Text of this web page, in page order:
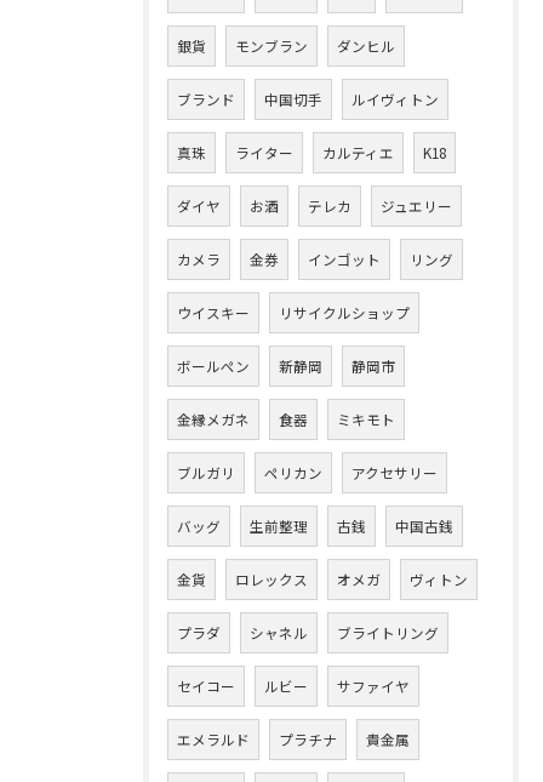
銀貨 モンブラン ダンヒル
ブランド 中国切手 ルイヴィトン
真珠 ライター カルティエ K18
ダイヤ お酒 テレカ ジュエリー
カメラ 金券 インゴット リング
ウイスキー リサイクルショップ
ボールペン 新静岡 静岡市
金縁メガネ 食器 ミキモト
ブルガリ ペリカン アクセサリー
バッグ 生前整理 古銭 中国古銭
金貨 ロレックス オメガ ヴィトン
プラダ シャネル ブライトリング
セイコー ルビー サファイヤ
エメラルド プラチナ 貴金属